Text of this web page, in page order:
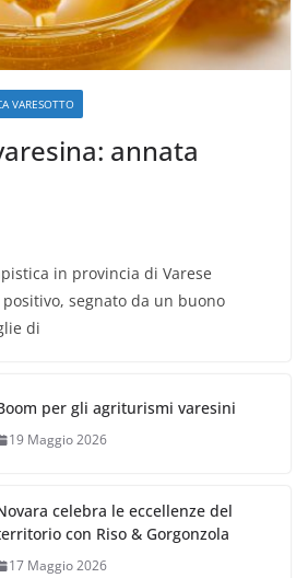
VARESOTTO
annata
in provincia di Varese
segnato da un buono
di
per gli agriturismi varesini
19 Maggio 2026
celebra le eccellenze del
con Riso & Gorgonzola
17 Maggio 2026